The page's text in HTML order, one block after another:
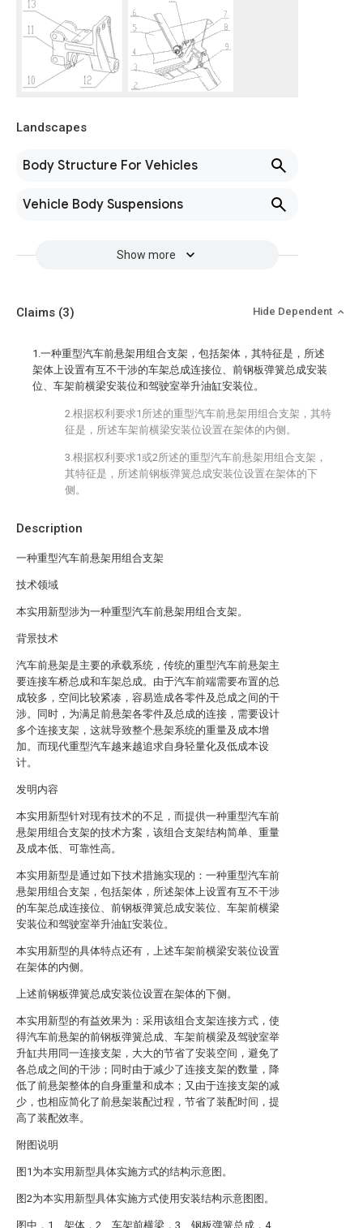
Landscapes
Body Structure For Vehicles
Vehicle Body Suspensions
Show more
Description
一种重型汽车前悬架用组合支架
技术领域
本实用新型涉为一种重型汽车前悬架用组合支架。
背景技术
汽车前悬架是主要的承载系统，传统的重型汽车前悬架主
要连接车桥总成和车架总成。由于汽车前端需要布置的总
成较多，空间比较紧凑，容易造成各零件及总成之间的干
涉。同时，为满足前悬架各零件及总成的连接，需要设计
多个连接支架，这就导致整个悬架系统的重量及成本增
加。而现代重型汽车越来越追求自身轻量化及低成本设
计。
发明内容
本实用新型针对现有技术的不足，而提供一种重型汽车前
悬架用组合支架的技术方案，该组合支架结构简单、重量
及成本低、可靠性高。
本实用新型是通过如下技术措施实现的：一种重型汽车前
悬架用组合支架，包括架体，所述架体上设置有互不干涉
的车架总成连接位、前钢板弹簧总成安装位、车架前横梁
安装位和驾驶室举升油缸安装位。
本实用新型的具体特点还有，上述车架前横梁安装位设置
在架体的内侧。
上述前钢板弹簧总成安装位设置在架体的下侧。
本实用新型的有益效果为：采用该组合支架连接方式，使
得汽车前悬架的前钢板弹簧总成、车架前横梁及驾驶室举
升缸共用同一连接支架，大大的节省了安装空间，避免了
各总成之间的干涉；同时由于减少了连接支架的数量，降
低了前悬架整体的自身重量和成本；又由于连接支架的减
少，也相应简化了前悬架装配过程，节省了装配时间，提
高了装配效率。
附图说明
图1为本实用新型具体实施方式的结构示意图。
图2为本实用新型具体实施方式使用安装结构示意图图。
图中，1、架体，2、车架前横梁，3、钢板弹簧总成，4、
Claims (3) Hide Dependent
1.一种重型汽车前悬架用组合支架，包括架体，其特征是，所述
架体上设置有互不干涉的车架总成连接位、前钢板弹簧总成安装
位、车架前横梁安装位和驾驶室举升油缸安装位。
2.根据权利要求1所述的重型汽车前悬架用组合支架，其特
征是，所述车架前横梁安装位设置在架体的内侧。
3.根据权利要求1或2所述的重型汽车前悬架用组合支架，
其特征是，所述前钢板弹簧总成安装位设置在架体的下
侧。